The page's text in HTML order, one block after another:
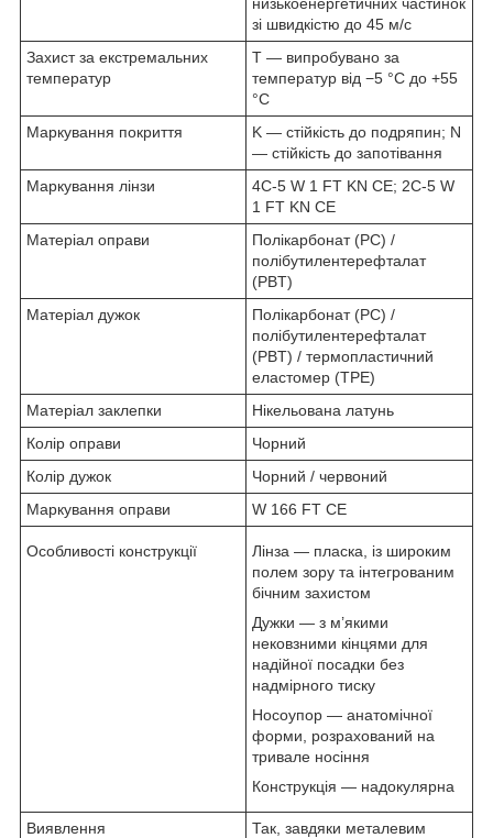
зі швидкістю до 45 м/с
Захист за екстремальних
температур
T — випробувано за
температур від −5 °C до +55
°C
Маркування покриття
K — стійкість до подряпин; N
— стійкість до запотівання
Маркування лінзи
4C-5 W 1 FT KN CE; 2C-5 W
1 FT KN CE
Матеріал оправи
Полікарбонат (PC) /
полібутилентерефталат
(PBT)
Матеріал дужок
Полікарбонат (PC) /
полібутилентерефталат
(PBT) / термопластичний
еластомер (TPE)
Матеріал заклепки
Нікельована латунь
Колір оправи
Чорний
Колір дужок
Чорний / червоний
Маркування оправи
W 166 FT CE
Особливості конструкції
Лінза — пласка, із широким
полем зору та інтегрованим
бічним захистом
Дужки — з м’якими
нековзними кінцями для
надійної посадки без
надмірного тиску
Носоупор — анатомічної
форми, розрахований на
тривале носіння
Конструкція — надокулярна
Виявлення
Так, завдяки металевим